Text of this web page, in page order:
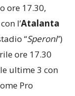
ore 17.30,
l’Atalanta
“Speroni”)
ore 17.30
ultime 3 con
Pro